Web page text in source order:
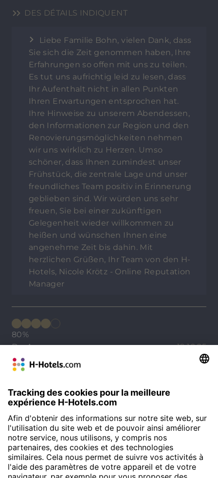
DES DÉTAILS INDIQUENT
Liebe Familie Bohn, vielen Dank, dass
Sie sich die Zeit genommen haben, Ihre
Erfahrungen so offen mit uns zu teilen.
Es tut uns aufrichtig leid zu lesen, dass
Ihr Aufenthalt nicht in allen Punkten
Ihren Erwartungen entsprochen hat.
Ihre Hinweise zu unserem Abendessen,
den Informationen zur Region und den
Renovierungsmöglichkeiten nehmen
wir uns wirklich zu Herzen. Umso
schöner, dass Ihnen zumindest unser
Frühstück, die zentrale Lage und unser
freundliches Team positiv in Erinnerung
geblieben sind. Wir würden uns sehr
freuen, Sie bei einer zukünftigen
Gelegenheit wieder willkommen zu
heißen und wünschen Ihnen eine
angenehme Zeit bis dahin. Mit
herzlichen Grüßen, Ihr Team von den H-
Hotels, Nicole Krötz - Online Reputation
Manager
80%
De: Anonyme
19.10.25
Zimmer sehr sauber; Tiere willkommen; Lage
top; Frühstücksbüffet top; Mitarbeiter teilweise
E-Ladestation fürs Auto in der Garage; wenig
bis keine Rücksichtnahme auf
Unverträglichkeiten beim Abendessen , obwohl
dies per Email und mündlich mitgeteilt wurde
DES DÉTAILS INDIQUENT